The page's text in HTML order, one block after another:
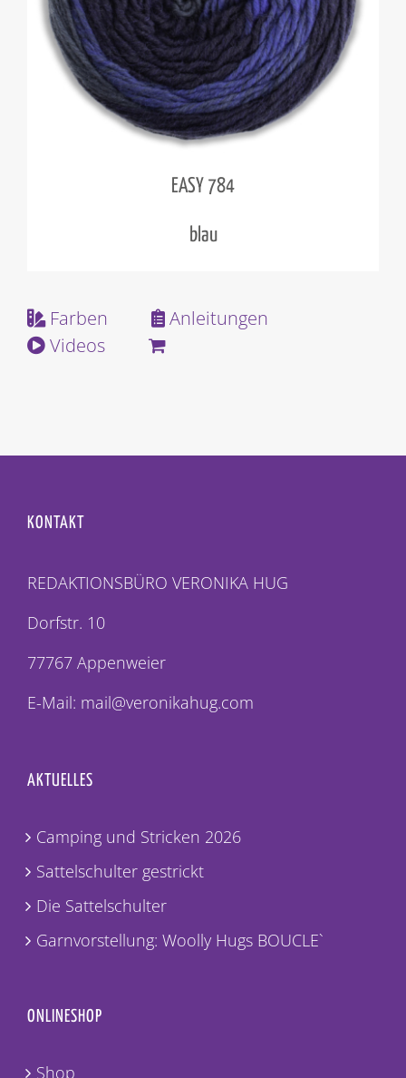
EASY 784
blau
Farben
Anleitungen
Videos
KONTAKT
REDAKTIONSBÜRO VERONIKA HUG
Dorfstr. 10
77767 Appenweier
E-Mail: mail@veronikahug.com
AKTUELLES
Camping und Stricken 2026
Sattelschulter gestrickt
Die Sattelschulter
Garnvorstellung: Woolly Hugs BOUCLE`
ONLINESHOP
Shop